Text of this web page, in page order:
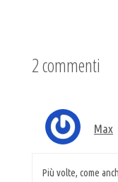
2 commenti
Max
Più volte, come